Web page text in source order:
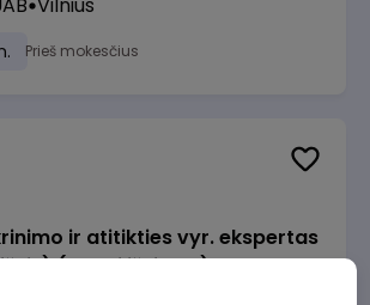
Prieš mokesčius
ir atitikties vyr. ekspertas
(Radviliškis, LT)